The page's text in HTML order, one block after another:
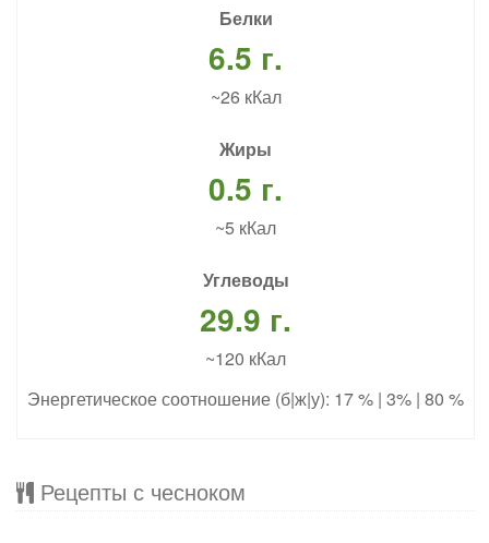
Белки
6.5 г.
~26 кКал
Жиры
0.5 г.
~5 кКал
Углеводы
29.9 г.
~120 кКал
Энергетическое соотношение (б|ж|у): 17 % | 3% | 80 %
Рецепты с чесноком